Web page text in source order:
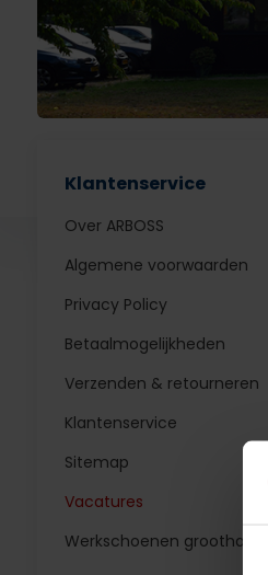
Klantenservice
Over ARBOSS
Algemene voorwaarden
Privacy Policy
Betaalmogelijkheden
Verzenden & retourneren
Klantenservice
Sitemap
Vacatures
Werkschoenen groothandel